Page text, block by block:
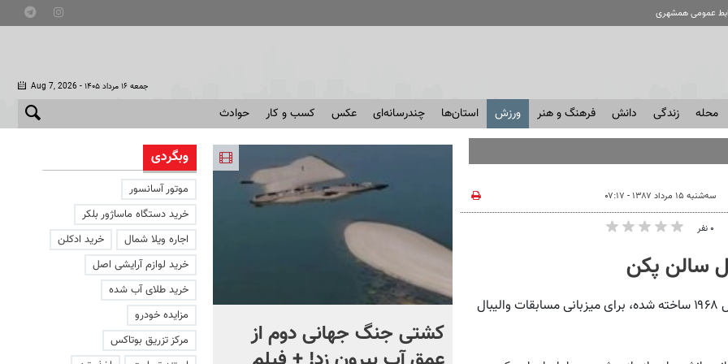
عمومی همشهری
Aug 7, 2026 - جمعه ۱۶ مرداد ۱۴۰۵
محله زندگی دانش فرهنگ و هنر ورزش استان‌ها چندرسانه‌ای عکس کسب و کار حوادث
سه‌شنبه ۱۵ مرداد ۱۳۸۷ - ۰۷:۱۷
۰ نفر
سالن پکن
همشهری آنلاین: ورزشگاه اصلی ورزش‌های داخل سالن که در سال ۱۹۶۸ ساخته شده، برای میزبانی مسابقات والیبال
کشتی‌ جنگ جهانی دوم از
افشای اطلاعات برای ترور
وبگردی
موتور آسانسور
خرید دستگاه ماساژور بلکر
اجاره ویلا شمال
خرید ادکلن
خرید لوازم آرایشی اصل
خرید طلای آب شده
مزایده خودرو
مرکز تزریق بوتاکس